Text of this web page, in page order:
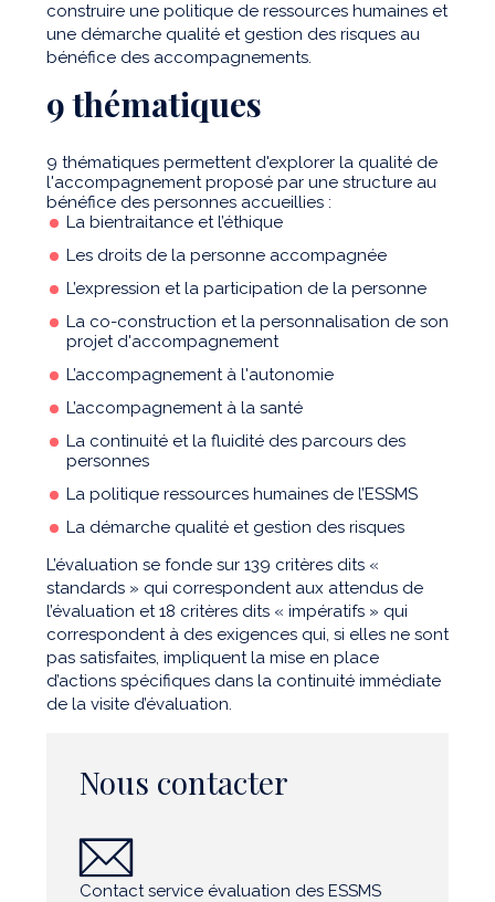
construire une politique de ressources humaines et
une démarche qualité et gestion des risques au
bénéfice des accompagnements.
9 thématiques
9 thématiques permettent d'explorer la qualité de
l'accompagnement proposé par une structure au
bénéfice des personnes accueillies :
La bientraitance et l’éthique
Les droits de la personne accompagnée
L’expression et la participation de la personne
La co-construction et la personnalisation de son
projet d'accompagnement
L’accompagnement à l'autonomie
L’accompagnement à la santé
La continuité et la fluidité des parcours des
personnes
La politique ressources humaines de l’ESSMS
La démarche qualité et gestion des risques
L’évaluation se fonde sur 139 critères dits «
standards » qui correspondent aux attendus de
l’évaluation et 18 critères dits « impératifs » qui
correspondent à des exigences qui, si elles ne sont
pas satisfaites, impliquent la mise en place
d’actions spécifiques dans la continuité immédiate
de la visite d’évaluation.
Nous contacter
Contact service évaluation des ESSMS